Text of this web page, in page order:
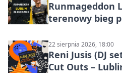
Runmageddon
terenowy bieg
22 sierpnia 2026, 18:00
Reni Jusis (DJ
Cut Outs –